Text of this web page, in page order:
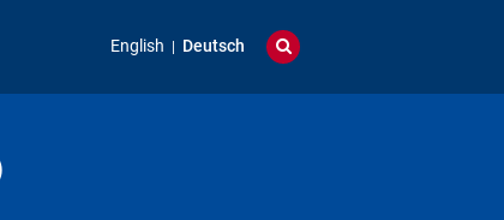
English Deutsch